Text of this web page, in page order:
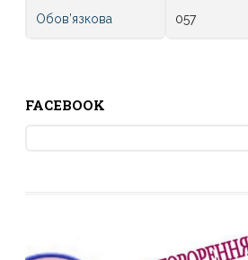
057
Обов’язкова
FACEBOOK